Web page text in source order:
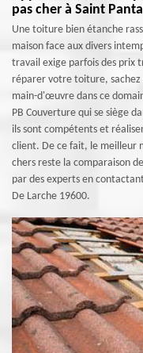
pas cher à Saint
Une toiture bien étanche
maison face aux divers
travail exige parfois des prix
réparer votre toiture, sachez
main-d'œuvre dans ce
PB Couverture qui se siège
ils sont compétents et
client. De ce fait, le meilleur
chers reste la comparaison
par des experts en
De Larche 19600.